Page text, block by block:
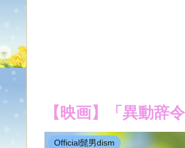
【映画】「異動辞
Official髭男dism